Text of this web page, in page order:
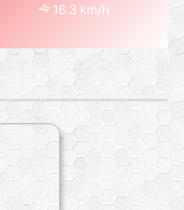
16.3 km/h